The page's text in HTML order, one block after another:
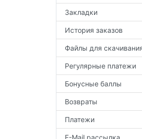
Закладки
История заказов
Файлы для
Регулярные платежи
Бонусные баллы
Возвраты
Платежи